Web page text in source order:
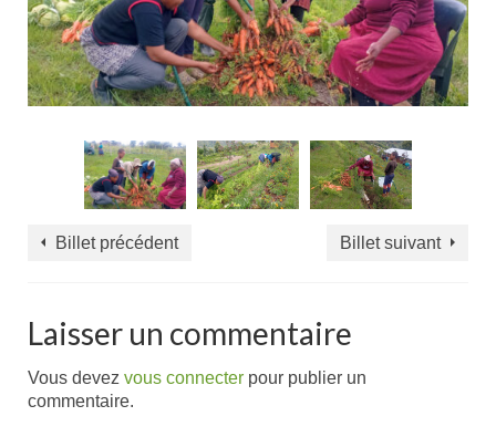
Billet précédent Billet suivant
Laisser un commentaire
Vous devez vous connecter pour publier un
commentaire.